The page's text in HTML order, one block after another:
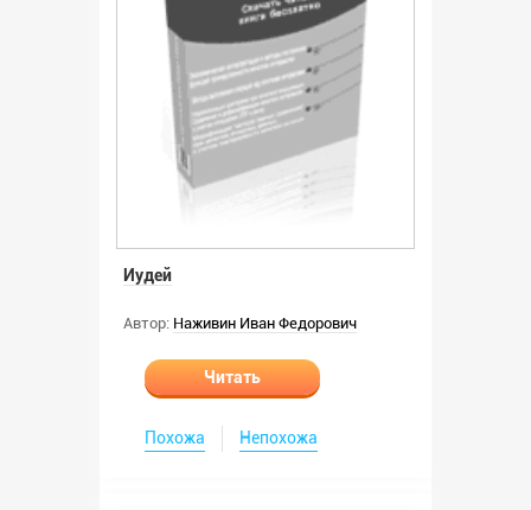
Иудей
Автор: Наживин Иван Федорович
Читать
Похожа Непохожа